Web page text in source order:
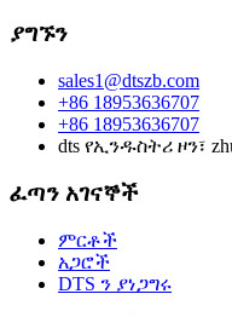
ያግኙን
sales1@dtszb.com
+86 18953636707
+86 18953636707
dts የኢንዱስትሪ ዞን፣
ፈጣን አገናኞች
ምርቶች
አጋሮች
DTS ን ያነጋግሩ